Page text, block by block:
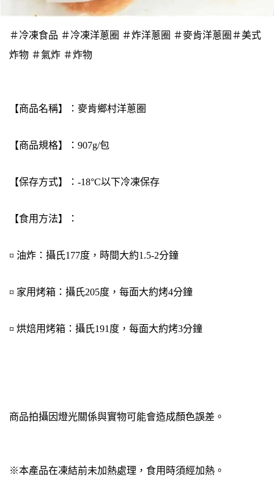
＃冷凍食品 ＃冷凍洋蔥圈 ＃炸洋蔥圈 ＃麥肯洋蔥圈＃美式
炸物 ＃氣炸 ＃炸物
【商品名稱】：麥肯鄉村洋蔥圈
【商品規格】：907g/包
【保存方式】：-18°C以下冷凍保存
【食用方法】：
¤ 油炸：攝氏177度，時間大約1.5-2分鐘
¤ 家用烤箱：攝氏205度，每面大約烤4分鐘
¤ 烘焙用烤箱：攝氏191度，每面大約烤3分鐘
商品拍攝因燈光關係與實物可能會造成顏色誤差。
※本產品在凍結前未加熱處理，食用時須經加熱。